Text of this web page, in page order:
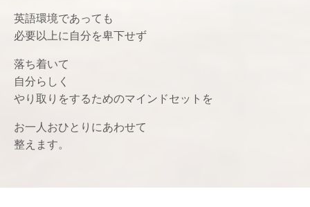
英語環境であっても
必要以上に自分を卑下せず
落ち着いて
自分らしく
やり取りをするためのマインドセットを
お一人おひとりにあわせて
整えます。